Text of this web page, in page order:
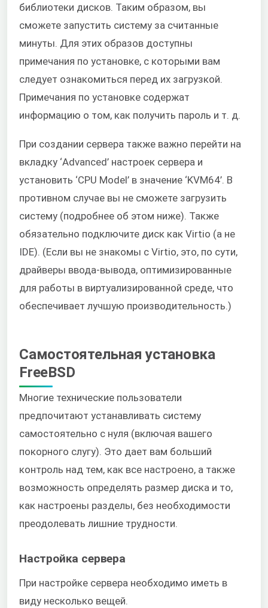
библиотеки дисков. Таким образом, вы
сможете запустить систему за считанные
минуты. Для этих образов доступны
примечания по установке, с которыми вам
следует ознакомиться перед их загрузкой.
Примечания по установке содержат
информацию о том, как получить пароль и т. д.
При создании сервера также важно перейти на
вкладку ‘Advanced’ настроек сервера и
установить ‘CPU Model’ в значение ‘KVM64’. В
противном случае вы не сможете загрузить
систему (подробнее об этом ниже). Также
обязательно подключите диск как Virtio (а не
IDE). (Если вы не знакомы с Virtio, это, по сути,
драйверы ввода-вывода, оптимизированные
для работы в виртуализированной среде, что
обеспечивает лучшую производительность.)
Самостоятельная установка
FreeBSD
Многие технические пользователи
предпочитают устанавливать систему
самостоятельно с нуля (включая вашего
покорного слугу). Это дает вам больший
контроль над тем, как все настроено, а также
возможность определять размер диска и то,
как настроены разделы, без необходимости
преодолевать лишние трудности.
Настройка сервера
При настройке сервера необходимо иметь в
виду несколько вещей.